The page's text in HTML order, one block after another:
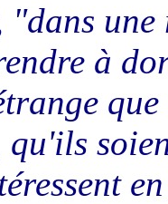
"dans
à
qu'ils